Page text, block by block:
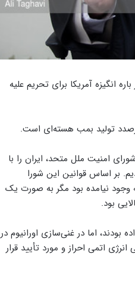
آمریکا برای تحریم علیه
درصدد تولید بمب هسته‌ای است.
امنیت ملل متحد، ایران را با
بر اساس قوانین این شورا
وجود نیامده بود مگر به صورت یک
بود.
بودند، اما در غنی‌سازی اورانیوم در
اتمی احراز و مورد تأیید قرار